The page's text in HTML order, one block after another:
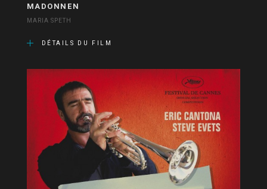
MADONNEN
MARIA SPETH
DÉTAILS DU FILM